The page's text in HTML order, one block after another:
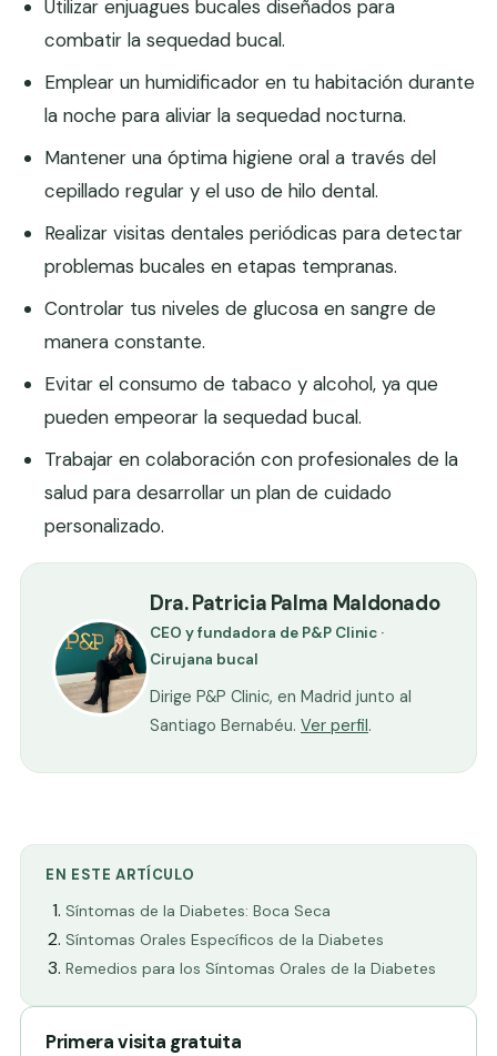
Utilizar enjuagues bucales diseñados para
combatir la sequedad bucal.
Emplear un humidificador en tu habitación durante
la noche para aliviar la sequedad nocturna.
Mantener una óptima higiene oral a través del
cepillado regular y el uso de hilo dental.
Realizar visitas dentales periódicas para detectar
problemas bucales en etapas tempranas.
Controlar tus niveles de glucosa en sangre de
manera constante.
Evitar el consumo de tabaco y alcohol, ya que
pueden empeorar la sequedad bucal.
Trabajar en colaboración con profesionales de la
salud para desarrollar un plan de cuidado
personalizado.
Dra. Patricia Palma Maldonado
CEO y fundadora de P&P Clinic ·
Cirujana bucal
Dirige P&P Clinic, en Madrid junto al
Santiago Bernabéu. Ver perfil.
EN ESTE ARTÍCULO
Síntomas de la Diabetes: Boca Seca
Síntomas Orales Específicos de la Diabetes
Remedios para los Síntomas Orales de la Diabetes
Primera visita gratuita